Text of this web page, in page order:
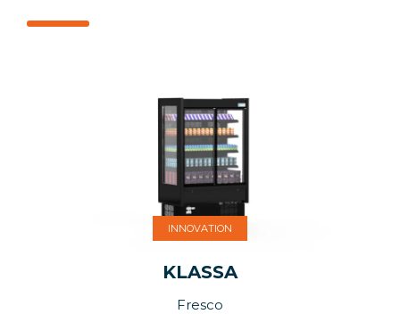
INNOVATION
KLASSA
Fresco